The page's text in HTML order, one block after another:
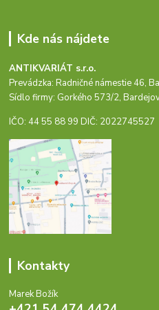
Kde nás nájdete
ANTIKVARIÁT s.r.o.
Prevádzka: Radničné námestie 46,
Sídlo firmy: Gorkého 573/2,
IČO: 44 55 88 99 DIČ: 2022745527
Kontakty
Marek Božík